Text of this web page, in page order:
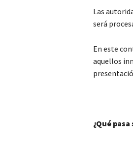
Las
será
En este
aquellos
¿Qué